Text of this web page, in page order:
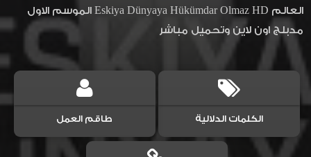
العالم Eskiya Dünyaya Hükümdar Olmaz HD الموسم الاول
مدبلج اون لاين وتحميل مباشر
الكلمات الدلالية طاقم العمل